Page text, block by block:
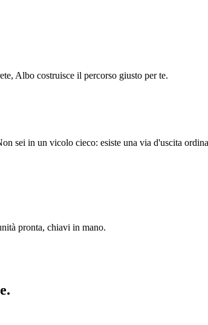
Albo costruisce il percorso giusto per te.
sei in un vicolo cieco: esiste una via d'uscita
pronta, chiavi in mano.